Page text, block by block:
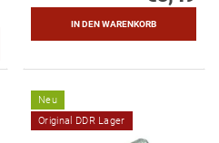
Neu
Original DDR Lager